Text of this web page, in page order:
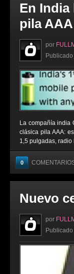
En
pila AAA
por
La compañía india
clásica pila AAA:
1,5 pulgadas, radio
0
Nuevo
por